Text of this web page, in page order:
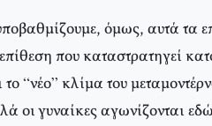
όμως, αυτά τα
που καταστρατηγεί
“νέο” κλίμα του
οι γυναίκες αγωνίζονται